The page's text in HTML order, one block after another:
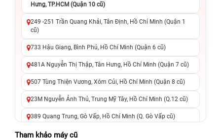
Hưng, TP.HCM (Quận 10 cũ)
249 -251 Trần Quang Khải, Tân Định, Hồ Chí Minh (Quận 1
cũ)
733 Hậu Giang, Bình Phú, Hồ Chí Minh (Quận 6 cũ)
481A Nguyễn Thị Thập, Tân Hưng, Hồ Chí Minh (Quận 7 cũ)
507 Tùng Thiện Vương, Xóm Củi, Hồ Chí Minh (Quận 8 cũ)
23M Nguyễn Ảnh Thủ, Trung Mỹ Tây, Hồ Chí Minh (Q.12 cũ)
389 Quang Trung, Gò Vấp, Hồ Chí Minh (Q. Gò Vấp cũ)
625 - 625A Âu Cơ, Tân Phú, Hồ Chí Minh (Quận Tân Phú cũ)
Tham khảo máy cũ